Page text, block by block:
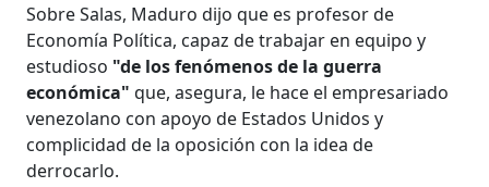
Sobre Salas, Maduro dijo que es profesor de
Economía Política, capaz de trabajar en equipo y
estudioso "de los fenómenos de la guerra
económica" que, asegura, le hace el empresariado
venezolano con apoyo de Estados Unidos y
complicidad de la oposición con la idea de
derrocarlo.